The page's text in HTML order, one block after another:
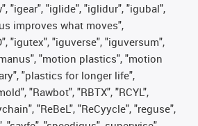
"igear", "iglide", "iglidur", "igubal",
improves what moves",
"igutex", "iguverse", "iguversum",
"motion plastics", "motion
"plastics for longer life",
"Rawbot", "RBTX", "RCYL",
"ReBeL", "ReCyycle", "reguse",